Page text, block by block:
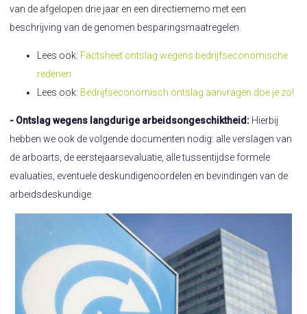
van de afgelopen drie jaar en een directiememo met een
beschrijving van de genomen besparingsmaatregelen.
Lees ook: Factsheet ontslag wegens bedrijfseconomische
redenen
Lees ook: Bedrijfseconomisch ontslag aanvragen doe je zo!
- Ontslag wegens langdurige arbeidsongeschiktheid: Hierbij
hebben we ook de volgende documenten nodig: alle verslagen van
de arboarts, de eerstejaarsevaluatie, alle tussentijdse formele
evaluaties, eventuele deskundigenoordelen en bevindingen van de
arbeidsdeskundige.